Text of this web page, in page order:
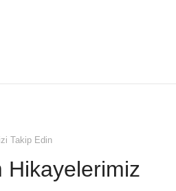
Takip Edin
Hikayelerimiz